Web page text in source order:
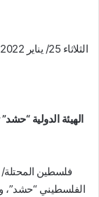
الثلاثاء 25/ يناير 2022
الهيئة الدولية
فلسطين
الفلسطيني “حشد”،